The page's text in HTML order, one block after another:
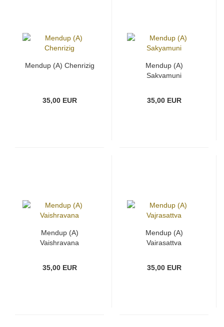
Mendup (A) Chenrizig
35,00 EUR
Mendup (A)
Sakyamuni
35,00 EUR
Mendup (A)
Vaishravana
35,00 EUR
Mendup (A)
Vajrasattva
35,00 EUR